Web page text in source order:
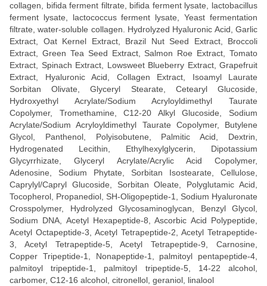
collagen, bifida ferment filtrate, bifida ferment lysate, lactobacillus
ferment lysate, lactococcus ferment lysate, Yeast fermentation
filtrate, water-soluble collagen. Hydrolyzed Hyaluronic Acid, Garlic
Extract, Oat Kernel Extract, Brazil Nut Seed Extract, Broccoli
Extract, Green Tea Seed Extract, Salmon Roe Extract, Tomato
Extract, Spinach Extract, Lowsweet Blueberry Extract, Grapefruit
Extract, Hyaluronic Acid, Collagen Extract, Isoamyl Laurate
Sorbitan Olivate, Glyceryl Stearate, Cetearyl Glucoside,
Hydroxyethyl Acrylate/Sodium Acryloyldimethyl Taurate
Copolymer, Tromethamine, C12-20 Alkyl Glucoside, Sodium
Acrylate/Sodium Acryloyldimethyl Taurate Copolymer, Butylene
Glycol, Panthenol, Polyisobutene, Palmitic Acid, Dextrin,
Hydrogenated Lecithin, Ethylhexylglycerin, Dipotassium
Glycyrrhizate, Glyceryl Acrylate/Acrylic Acid Copolymer,
Adenosine, Sodium Phytate, Sorbitan Isostearate, Cellulose,
Caprylyl/Capryl Glucoside, Sorbitan Oleate, Polyglutamic Acid,
Tocopherol, Propanediol, SH-Oligopeptide-1, Sodium Hyaluronate
Crosspolymer, Hydrolyzed Glycosaminoglycan, Benzyl Glycol,
Sodium DNA, Acetyl Hexapeptide-8, Ascorbic Acid Polypeptide,
Acetyl Octapeptide-3, Acetyl Tetrapeptide-2, Acetyl Tetrapeptide-
3, Acetyl Tetrapeptide-5, Acetyl Tetrapeptide-9, Carnosine,
Copper Tripeptide-1, Nonapeptide-1, palmitoyl pentapeptide-4,
palmitoyl tripeptide-1, palmitoyl tripeptide-5, 14-22 alcohol,
carbomer, C12-16 alcohol, citronellol, geraniol, linalool